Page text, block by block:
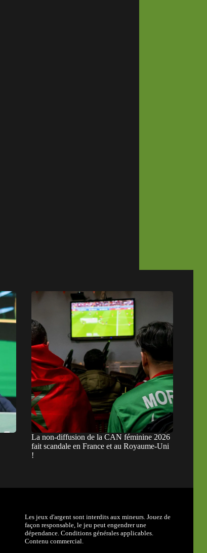
La non-diffusion de la CAN féminine 2026
fait scandale en France et au Royaume-Uni
!
Les jeux d'argent sont interdits aux mineurs. Jouez de
façon responsable, le jeu peut engendrer une
dépendance. Conditions générales applicables.
Contenu commercial.